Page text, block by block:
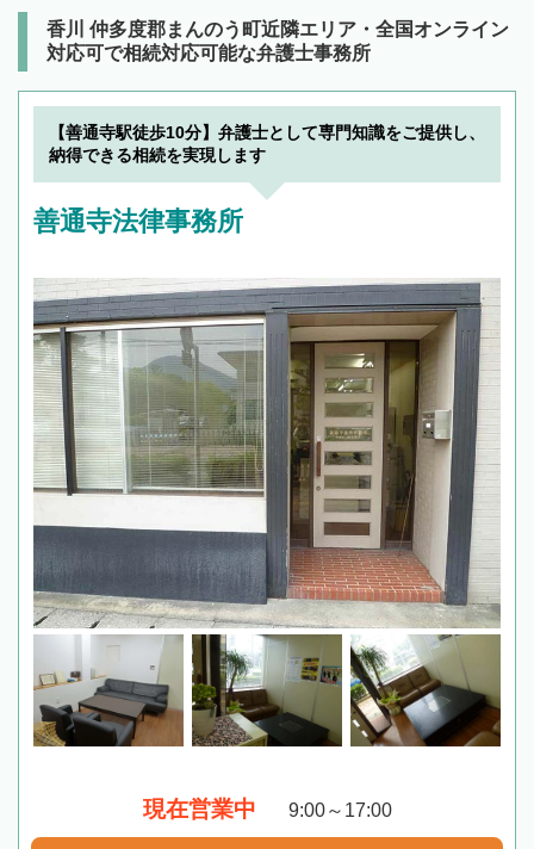
香川 仲多度郡まんのう町近隣エリア・全国オンライン
対応可で相続対応可能な弁護士事務所
【善通寺駅徒歩10分】弁護士として専門知識をご提供し、
納得できる相続を実現します
善通寺法律事務所
現在営業中 9:00～17:00